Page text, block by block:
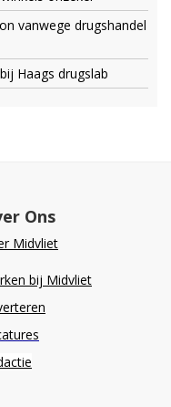
vanwege drugshandel
Haags drugslab
Ons
Midvliet
bij Midvliet